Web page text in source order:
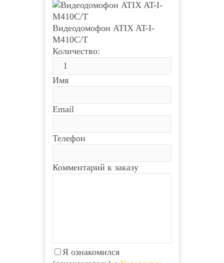
Видеодомофон ATIX AT-I-
М410C/T
Количество:
Имя
Email
Телефон
Комментарий к заказу
Я ознакомился